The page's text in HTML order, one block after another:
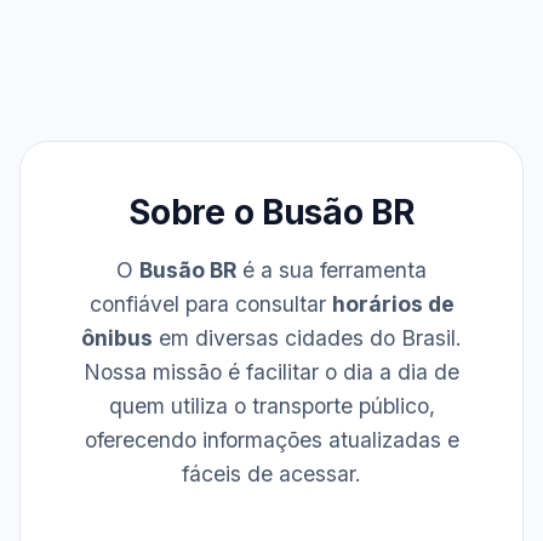
Sobre o Busão BR
O Busão BR é a sua ferramenta
confiável para consultar horários de
ônibus em diversas cidades do Brasil.
Nossa missão é facilitar o dia a dia de
quem utiliza o transporte público,
oferecendo informações atualizadas e
fáceis de acessar.